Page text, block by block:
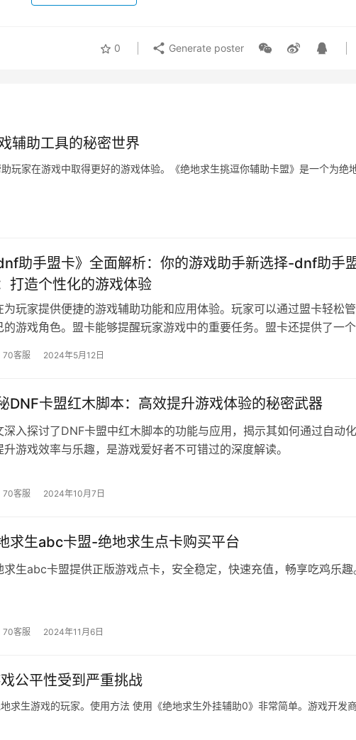
0 Generate poster
辅助工具的秘密世界
玩家在游戏中取得更好的游戏体验。《绝地求生挑逗你辅助卡盟》是一个为绝
助手盟卡》全面解析：你的游戏助手新选择-dnf助手
打造个性化的游戏体验
为玩家提供便捷的游戏辅助功能和应用体验。玩家可以通过盟卡轻松
的游戏角色。盟卡能够提醒玩家游戏中的重要任务。盟卡还提供了一个
。
70客服 2024年5月12日
DNF卡盟红木脚本：高效提升游戏体验的秘密武器
深入探讨了DNF卡盟中红木脚本的功能与应用，揭示其如何通过自动
升游戏效率与乐趣，是游戏爱好者不可错过的深度解读。
70客服 2024年10月7日
求生abc卡盟-绝地求生点卡购买平台
求生abc卡盟提供正版游戏点卡，安全稳定，快速充值，畅享吃鸡乐趣
70客服 2024年11月6日
公平性受到严重挑战
求生游戏的玩家。使用方法 使用《绝地求生外挂辅助0》非常简单。游戏开发